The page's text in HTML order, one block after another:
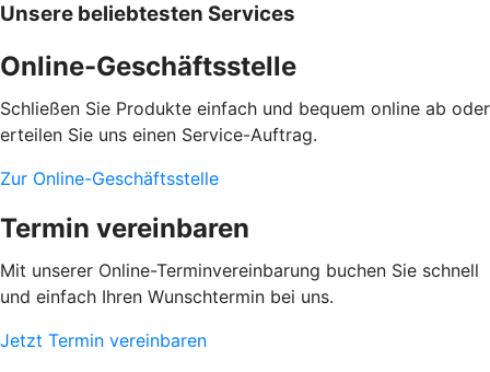
Unsere beliebtesten Services
Online-Geschäftsstelle
Schließen Sie Produkte einfach und bequem online ab oder
erteilen Sie uns einen Service-Auftrag.
Zur Online-Geschäftsstelle
Termin vereinbaren
Mit unserer Online-Terminvereinbarung buchen Sie schnell
und einfach Ihren Wunschtermin bei uns.
Jetzt Termin vereinbaren